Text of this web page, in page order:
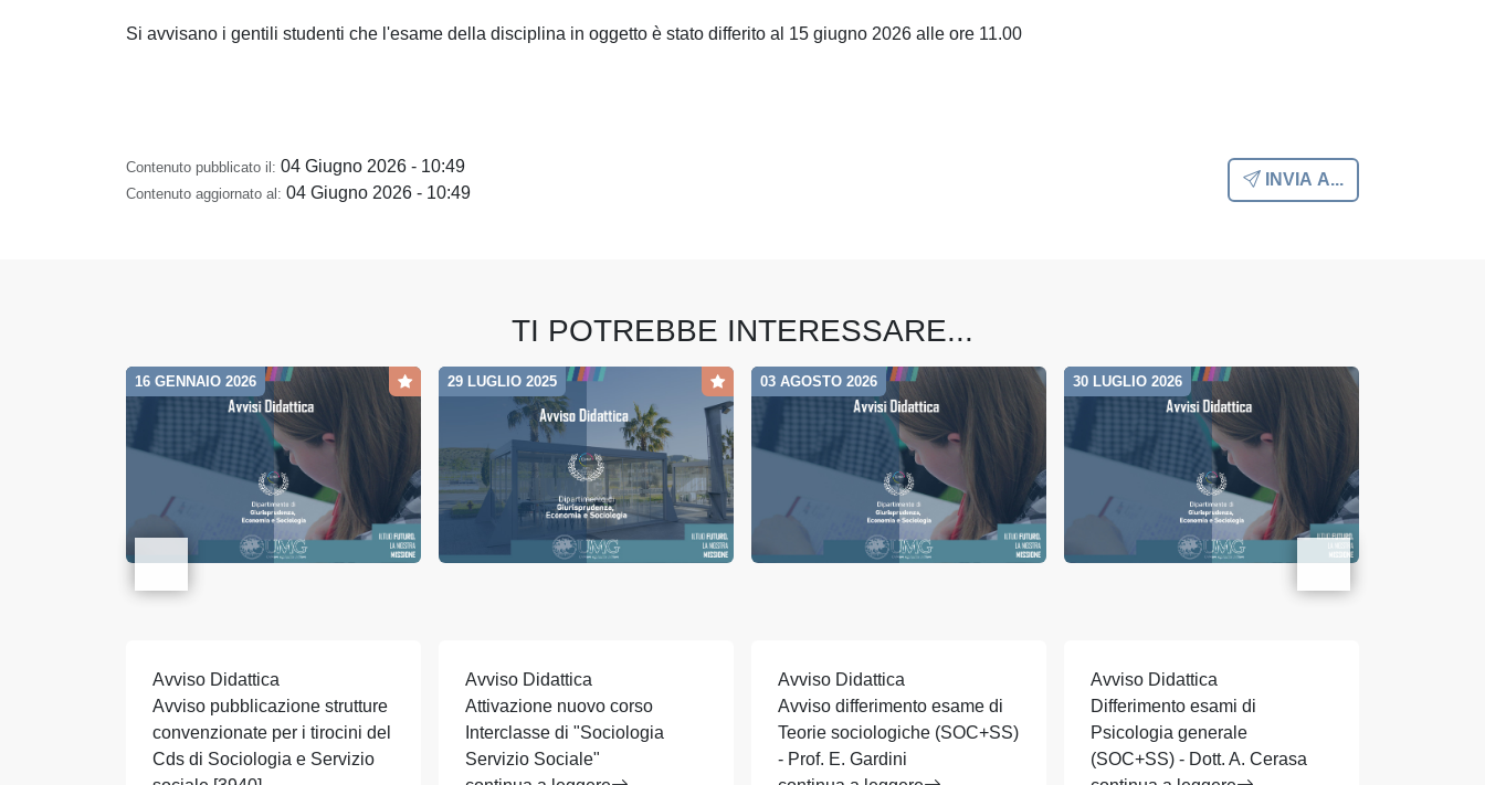
Si avvisano i gentili studenti che l'esame della disciplina in oggetto è stato differito al 15 giugno 2026 alle ore 11.00
Contenuto pubblicato il: 04 Giugno 2026 - 10:49
Contenuto aggiornato al: 04 Giugno 2026 - 10:49
INVIA A...
TI POTREBBE INTERESSARE...
16 GENNAIO 2026
Avviso Didattica
Avviso pubblicazione strutture
convenzionate per i tirocini del
Cds di Sociologia e Servizio
29 LUGLIO 2025
Avviso Didattica
Attivazione nuovo corso
Interclasse di "Sociologia
Servizio Sociale"
03 AGOSTO 2026
Avviso Didattica
Avviso differimento esame di
Teorie sociologiche (SOC+SS)
- Prof. E. Gardini
30 LUGLIO 2026
Avviso Didattica
Differimento esami di
Psicologia generale
(SOC+SS) - Dott. A. Cerasa